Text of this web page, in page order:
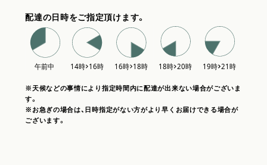
配達の日時をご指定頂けます。
※天候などの事情により指定時間内に配達が出来ない場合がございま
す。
※お急ぎの場合は、日時指定がない方がより早くお届けできる場合が
ございます。